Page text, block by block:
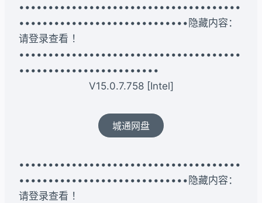
••••••••••••••••••••••••••••••••••••••
•••••••••••••••••••••••••••••隐藏内容：
请登录查看 ！
••••••••••••••••••••••••••••••••••••••
••••••••••••••••••••••••
V15.0.7.758 [Intel]
城通网盘
••••••••••••••••••••••••••••••••••••••
•••••••••••••••••••••••••••••隐藏内容：
请登录查看 ！